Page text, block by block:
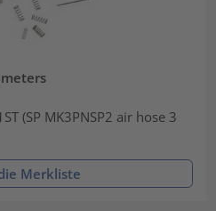
meters
(SP MK3PNSP2 air hose 3
Merkliste